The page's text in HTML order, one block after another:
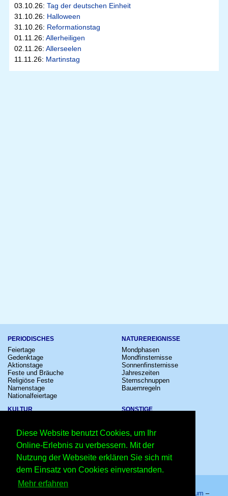
Diese Website benutzt Cookies, um Ihr
Online-Erlebnis zu verbessern. Mit der
Nutzung der Webseite erklären Sie sich mit
dem Einsatz von Cookies einverstanden.
Mehr erfahren
03.10.26: Tag der deutschen Einheit
31.10.26: Halloween
31.10.26: Reformationstag
01.11.26: Allerheiligen
02.11.26: Allerseelen
11.11.26: Martinstag
PERIODISCHES
Feiertage
Gedenktage
Aktionstage
Feste und Bräuche
Religiöse Feste
Namenstage
Nationalfeiertage
NATUREREIGNISSE
Mondphasen
Mondfinsternisse
Sonnenfinsternisse
Jahreszeiten
Sternschnuppen
Bauernregeln
KULTUR
Kinostarts
Festivals
Großevents
Comedy
Shows
SONSTIGE
Sternzeichen
Schalttage
Wahltage
Erinnerungen
Volksfeste
Impressum –